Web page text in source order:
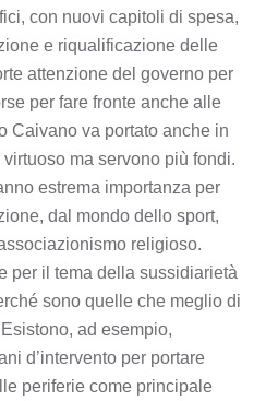
con nuovi capitoli di spesa,
e riqualificazione delle
attenzione del governo per
per fare fronte anche alle
Caivano va portato anche in
ma servono più fondi.
estrema importanza per
dal mondo dello sport,
religioso.
per il tema della sussidiarietà
sono quelle che meglio di
ad esempio,
d’intervento per portare
periferie come principale